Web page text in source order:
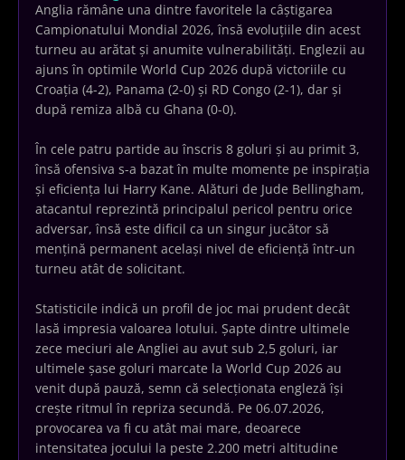
Anglia rămâne una dintre favoritele la câștigarea
Campionatului Mondial 2026, însă evoluțiile din acest
turneu au arătat și anumite vulnerabilități. Englezii au
ajuns în optimile World Cup 2026 după victoriile cu
Croația (4-2), Panama (2-0) și RD Congo (2-1), dar și
după remiza albă cu Ghana (0-0).
În cele patru partide au înscris 8 goluri și au primit 3,
însă ofensiva s-a bazat în multe momente pe inspirația
și eficiența lui Harry Kane. Alături de Jude Bellingham,
atacantul reprezintă principalul pericol pentru orice
adversar, însă este dificil ca un singur jucător să
mențină permanent același nivel de eficiență într-un
turneu atât de solicitant.
Statisticile indică un profil de joc mai prudent decât
lasă impresia valoarea lotului. Șapte dintre ultimele
zece meciuri ale Angliei au avut sub 2,5 goluri, iar
ultimele șase goluri marcate la World Cup 2026 au
venit după pauză, semn că selecționata engleză își
crește ritmul în repriza secundă. Pe 06.07.2026,
provocarea va fi cu atât mai mare, deoarece
intensitatea jocului la peste 2.200 metri altitudine